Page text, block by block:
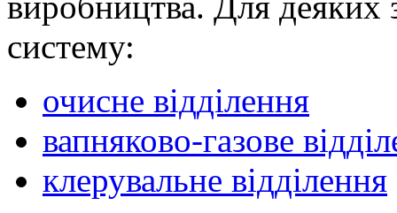
систему:
очисне відділення
вапняково-газове
клерувальне відділення